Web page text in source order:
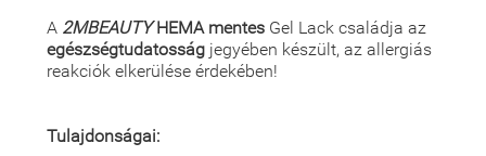
A 2MBEAUTY HEMA mentes Gel Lack családja az
egészségtudatosság jegyében készült, az allergiás
reakciók elkerülése érdekében!
Tulajdonságai: